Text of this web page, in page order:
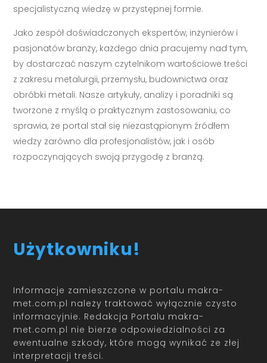
specjalistyczną wiedzę w przystępnej formie.
Jako zespół doświadczonych ekspertów, inżynierów i
pasjonatów branży, każdego dnia pracujemy nad tym,
by dostarczać naszym czytelnikom wartościowe treści
z zakresu metalurgii, przemysłu, budownictwa oraz
obróbki metali. Nasze artykuły, analizy i poradniki są
tworzone z myślą o praktycznym zastosowaniu, co
sprawia, że portal stał się niezastąpionym źródłem
wiedzy zarówno dla profesjonalistów, jak i osób
rozpoczynających swoją przygodę z branżą.
Użytkowniku!
Informacje zamieszczone w portalu makra-
met.com.pl należy traktować wyłącznie czysto
informacyjnie. Redakcja Portalu makra-
met.com.pl nie bierze odpowiedzialności za
ewentualne szkody, które mogą wynikać ze złej
interpretacji treści.